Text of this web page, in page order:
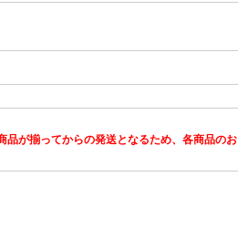
が揃ってからの発送となるため、各商品のお